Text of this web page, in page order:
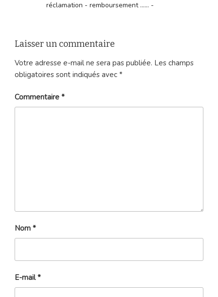
réclamation - remboursement ...... -
Laisser un commentaire
Votre adresse e-mail ne sera pas publiée. Les champs
obligatoires sont indiqués avec *
Commentaire *
Nom *
E-mail*